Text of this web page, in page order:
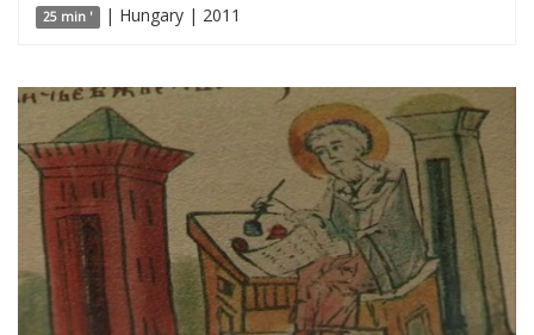
25 min ' | Hungary | 2011